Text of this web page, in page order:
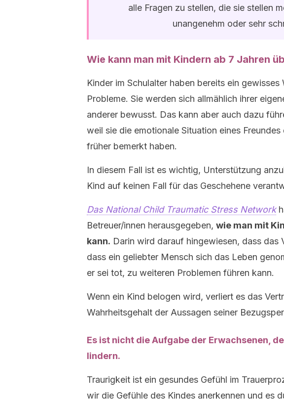
alle Fragen zu stellen, die sie stellen
unangenehm oder sehr
Wie kann man mit Kindern ab 7 Jahren
Kinder im Schulalter haben bereits ein
Probleme. Sie werden sich allmählich ihrer
anderer bewusst. Das kann aber auch dazu
weil sie die emotionale Situation eines
früher bemerkt haben.
In diesem Fall ist es wichtig, Unterstützung
Kind auf keinen Fall für das Geschehene
Das National Child Traumatic Stress Network
Betreuer/innen herausgegeben, wie man mit
kann. Darin wird darauf hingewiesen, dass das
dass ein geliebter Mensch sich das Leben
er sei tot, zu weiteren Problemen führen kann.
Wenn ein Kind belogen wird, verliert es das
Wahrheitsgehalt der Aussagen seiner
Es ist nicht die Aufgabe der Erwachsenen,
lindern.
Traurigkeit ist ein gesundes Gefühl im
wir die Gefühle des Kindes anerkennen und es